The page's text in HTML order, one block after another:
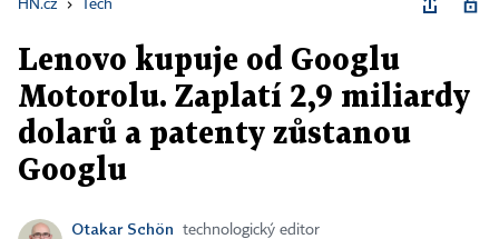
HN.cz › Tech
Lenovo kupuje od Googlu
Motorolu. Zaplatí 2,9 miliardy
dolarů a patenty zůstanou
Googlu
Otakar Schön
technologický editor